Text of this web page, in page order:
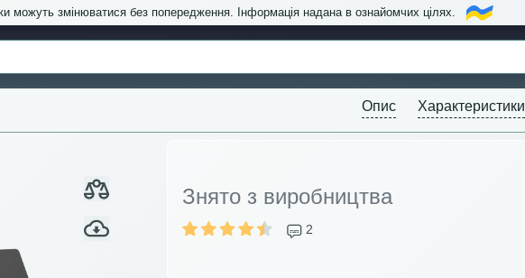
можуть змінюватися без попередження. Інформація надана в ознайомчих цілях.
Опис Характеристики
Знято з виробництва
2